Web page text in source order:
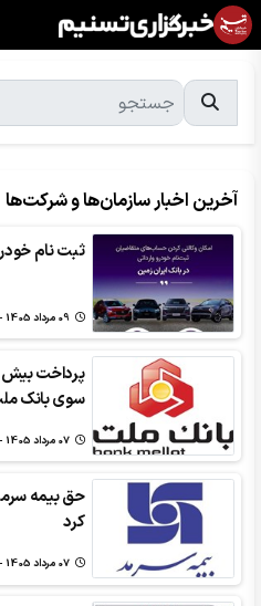
آخرین اخبار سازمان‌ها و شرکت‌ها
ثبت نام
سوی بانک
07 مرداد 1405 - 16:37
کرد
07 مرداد 1405 - 16:34